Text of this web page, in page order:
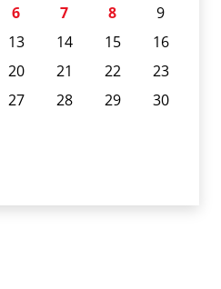
6 7 8
9
13 14 15
16
20 21 22
23
27 28 29
30